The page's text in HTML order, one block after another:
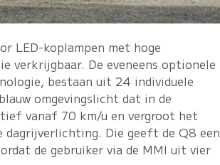
LED-koplampen met hoge
verkrijgbaar. De eveneens optionele
bestaan uit 24 individuele
omgevingslicht dat in de
vanaf 70 km/u en vergroot het
Die geeft de Q8 een
de gebruiker via de MMI uit vier